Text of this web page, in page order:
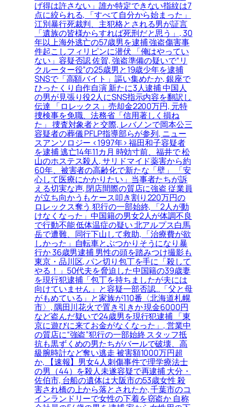
げ得は許さない」誰か特定できない指紋は7
点に絞られる, 「すべて自分から始まった」
江別暴行死裁判、主犯格とされる男が証言
「遺族の皆様からすれば死刑だと思う」, 30
年以上海外逃亡の57歳男を逮捕 強盗傷害事
件起こしフィリピンに潜伏 「俺はやってい
ない」容疑否認 佐賀, 強盗準備の疑いで“リ
クルーター役”の25歳男と19歳少年を逮捕
SNSで「高額バイト」謳い集めたか, 銀座で
ひったくり自作自演 新たに3人逮捕 中国人
の男が見張り役2人にSNS指示内容を翻訳し
伝達 「ロレックス」売却金2200万円, 元特
捜検事を免職、法務省「信用著しく損ね
た」 捜査対象者と交際, レバノンで岡本公三
容疑者の葬儀 PFLP指導部らが参列, ニュー
スアンソロジー <1997年> 福田和子容疑者
を逮捕 逃亡14年11カ月 時効寸前、福井で 松
山のホステス殺人, サリドマイド薬害から約
60年、被害者の高齢化で新たな「壁」 「安
心して医療にかかりたい」当事者たちが訴
える切実な声, 閉店間際の質店に強盗 従業員
が立ち向かうもケース叩き割り220万円の
ロレックス奪う 犯行の一部始終, 「2人が動
けなくなった」中国籍の男女2人が体調不良
で行動不能 低体温症の疑い 北アルプス白馬
岳で遭難、同行下山して救助, 「治療費が欲
しかった」自転車とぶつかりそうになり暴
行か 36歳男逮捕 男性の頭を踏みつけ撮影も
東京・品川区, パン切り包丁を手に「殺して
やる！」50代夫を脅迫した中国籍の39歳妻
を現行犯逮捕「包丁を持ちましたが夫には
向けていません」と容疑一部否認…「父と母
がもめている」と家族が110番〈北海道札幌
市〉, 隅田川花火で置き引きか 現金6000円
など盗んだ疑いで24歳男を現行犯逮捕 「東
京に遊びに来てお金がなくなった」, 営業中
の質店に“強盗”犯行の一部始終 スタッフ抵
抗も黒ずくめの男たちがバールで破壊、高
級腕時計など奪い逃走 被害額1000万円超
か, 【速報】男女4人刺傷事件で理学療法士
の男（44）を殺人未遂容疑で再逮捕 大分・
佐伯市, 台船の遺体は大阪市の53歳女性 殺
害され橋の上から落とされたか, 千葉市のコ
インランドリーで女性の下着を窃盗か 自称